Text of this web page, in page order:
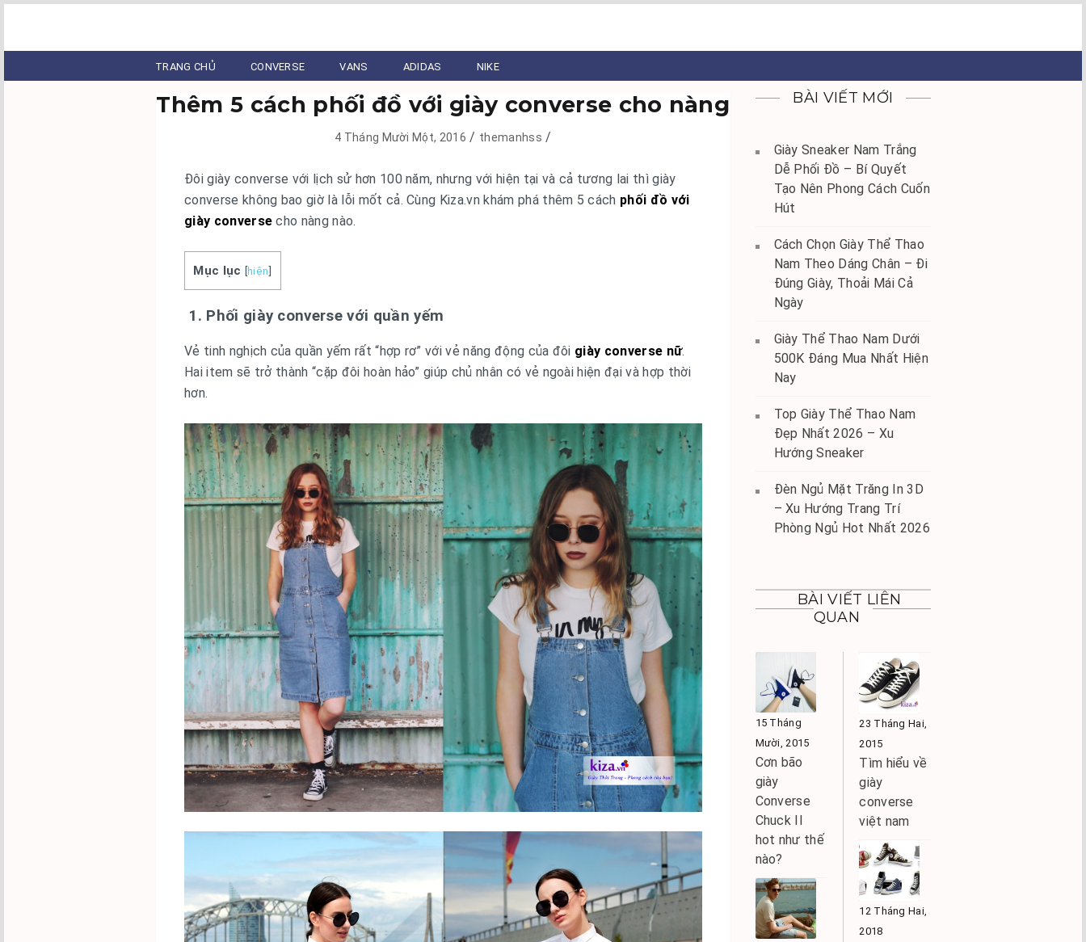
TRANG CHỦ CONVERSE VANS ADIDAS NIKE
Thêm 5 cách phối đồ với giày converse cho nàng
4 Tháng Mười Một, 2016 / themanhss /
Đôi giày converse với lịch sử hơn 100 năm, nhưng với hiện tại và cả tương lai thì giày
converse không bao giờ là lỗi mốt cả. Cùng Kiza.vn khám phá thêm 5 cách phối đồ với
giày converse cho nàng nào.
Mục lục [hiện]
1. Phối giày converse với quần yếm
Vẻ tinh nghịch của quần yếm rất “hợp rơ” với vẻ năng động của đôi giày converse nữ.
Hai item sẽ trở thành “cặp đôi hoàn hảo” giúp chủ nhân có vẻ ngoài hiện đại và hợp thời
hơn.
BÀI VIẾT MỚI
Giày Sneaker Nam Trắng
Dễ Phối Đồ – Bí Quyết
Tạo Nên Phong Cách Cuốn
Hút
Cách Chọn Giày Thể Thao
Nam Theo Dáng Chân – Đi
Đúng Giày, Thoải Mái Cả
Ngày
Giày Thể Thao Nam Dưới
500K Đáng Mua Nhất Hiện
Nay
Top Giày Thể Thao Nam
Đẹp Nhất 2026 – Xu
Hướng Sneaker
Đèn Ngủ Mặt Trăng In 3D
– Xu Hướng Trang Trí
Phòng Ngủ Hot Nhất 2026
BÀI VIẾT LIÊN
QUAN
15 Tháng
Mười, 2015
Cơn bão
giày
Converse
Chuck II
hot như thế
nào?
23 Tháng Hai,
2015
Tìm hiểu về
giày
converse
việt nam
12 Tháng Hai,
2018